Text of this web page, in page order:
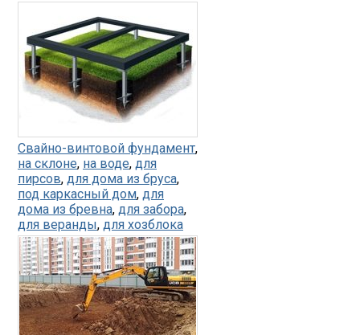
Свайно-винтовой фундамент,
на склоне, на воде, для
пирсов, для дома из бруса,
под каркасный дом, для
дома из бревна, для забора,
для веранды, для хозблока